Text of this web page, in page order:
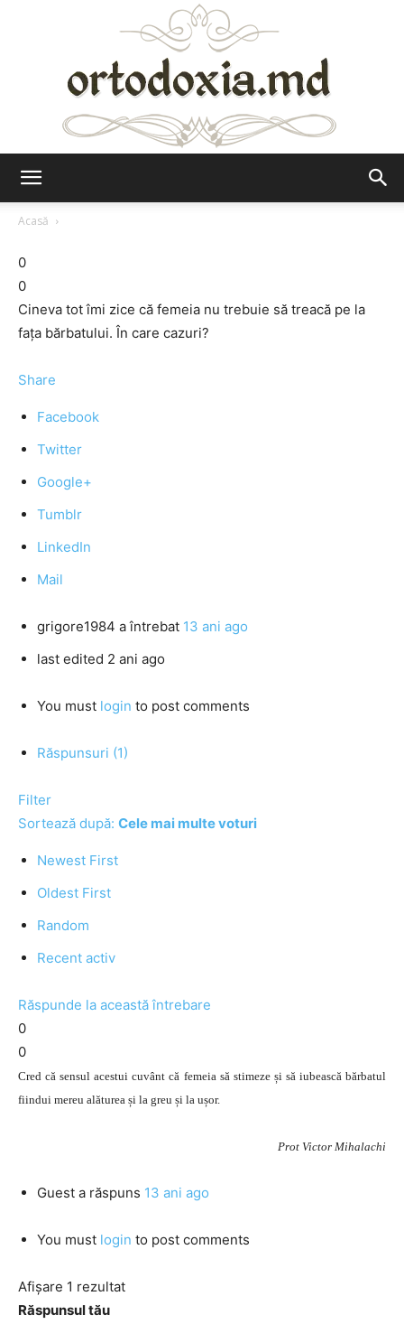
Acasă
0
0
Cineva tot îmi zice că femeia nu trebuie să treacă pe la
fața bărbatului. În care cazuri?
Share
Facebook
Twitter
Google+
Tumblr
LinkedIn
Mail
grigore1984 a întrebat 13 ani ago
last edited 2 ani ago
You must login to post comments
Răspunsuri (1)
Filter
Sortează după: Cele mai multe voturi
Newest First
Oldest First
Random
Recent activ
Răspunde la această întrebare
0
0
Cred că sensul acestui cuvânt că femeia să stimeze și să iubească bărbatul
fiindui mereu alăturea și la greu și la ușor.
Prot Victor Mihalachi
Guest a răspuns 13 ani ago
You must login to post comments
Afișare 1 rezultat
Răspunsul tău